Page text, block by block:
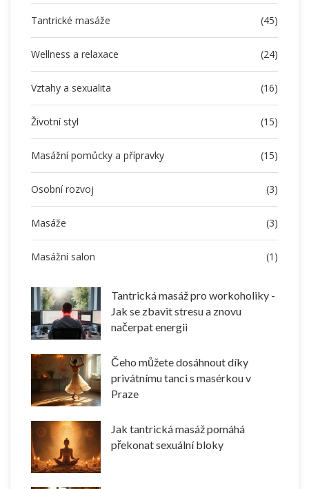
Tantrické masáže (45)
Wellness a relaxace (24)
Vztahy a sexualita (16)
Životní styl (15)
Masážní pomůcky a přípravky (15)
Osobní rozvoj (3)
Masáže (3)
Masážní salon (1)
Tantrická masáž pro workoholiky -
Jak se zbavit stresu a znovu
načerpat energii
Čeho můžete dosáhnout díky
privátnímu tanci s masérkou v
Praze
Jak tantrická masáž pomáhá
překonat sexuální bloky